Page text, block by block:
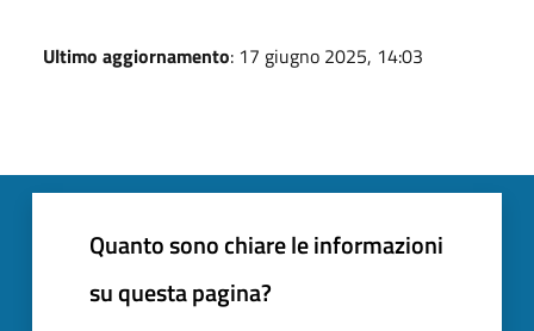
Ultimo aggiornamento: 17 giugno 2025, 14:03
Quanto sono chiare le informazioni
su questa pagina?